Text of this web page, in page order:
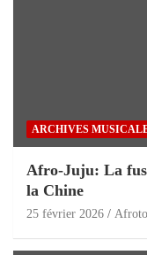
ARCHIVES
Afro-Juju: La
la Chine
25 février 2026